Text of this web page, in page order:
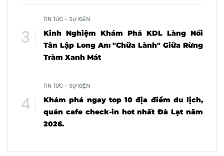
TIN TỨC - SỰ KIỆN
Kinh Nghiệm Khám Phá KDL Làng Nổi
Tân Lập Long An: "Chữa Lành" Giữa Rừng
Tràm Xanh Mát
TIN TỨC - SỰ KIỆN
Khám phá ngay top 10 địa điểm du lịch,
quán cafe check-in hot nhất Đà Lạt năm
2026.